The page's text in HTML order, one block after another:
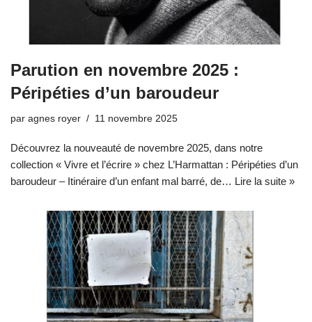
Parution en novembre 2025 :
Péripéties d’un baroudeur
par agnes royer 11 novembre 2025
Découvrez la nouveauté de novembre 2025, dans notre
collection « Vivre et l’écrire » chez L’Harmattan : Péripéties d’un
baroudeur – Itinéraire d’un enfant mal barré, de… Lire la suite »